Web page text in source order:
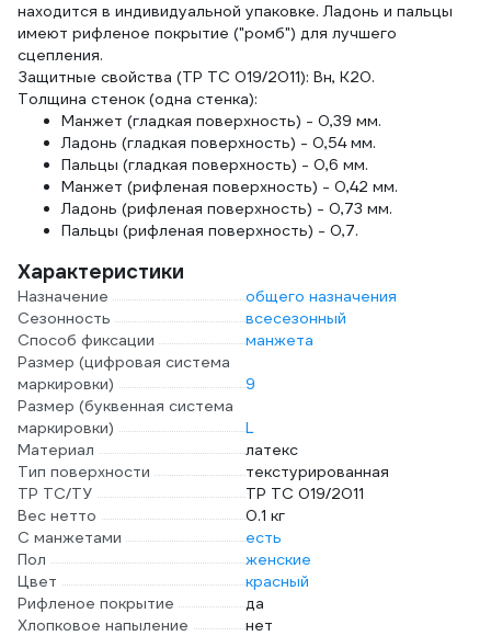
находится в индивидуальной упаковке. Ладонь и пальцы
имеют рифленое покрытие ("ромб") для лучшего
сцепления.
Защитные свойства (ТР ТС 019/2011): Вн, К20.
Толщина стенок (одна стенка):
Манжет (гладкая поверхность) - 0,39 мм.
Ладонь (гладкая поверхность) - 0,54 мм.
Пальцы (гладкая поверхность) - 0,6 мм.
Манжет (рифленая поверхность) - 0,42 мм.
Ладонь (рифленая поверхность) - 0,73 мм.
Пальцы (рифленая поверхность) - 0,7.
Характеристики
Назначение
общего назначения
Сезонность
всесезонный
Способ фиксации
манжета
Размер (цифровая система
маркировки)
9
Размер (буквенная система
маркировки)
L
Материал
латекс
Тип поверхности
текстурированная
ТР ТС/ТУ
ТР ТС 019/2011
Вес нетто
0.1 кг
С манжетами
есть
Пол
женские
Цвет
красный
Рифленое покрытие
да
Хлопковое напыление
нет